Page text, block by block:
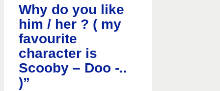
Why do you like
him / her ? ( my
favourite
character is
Scooby – Doo -..
)”